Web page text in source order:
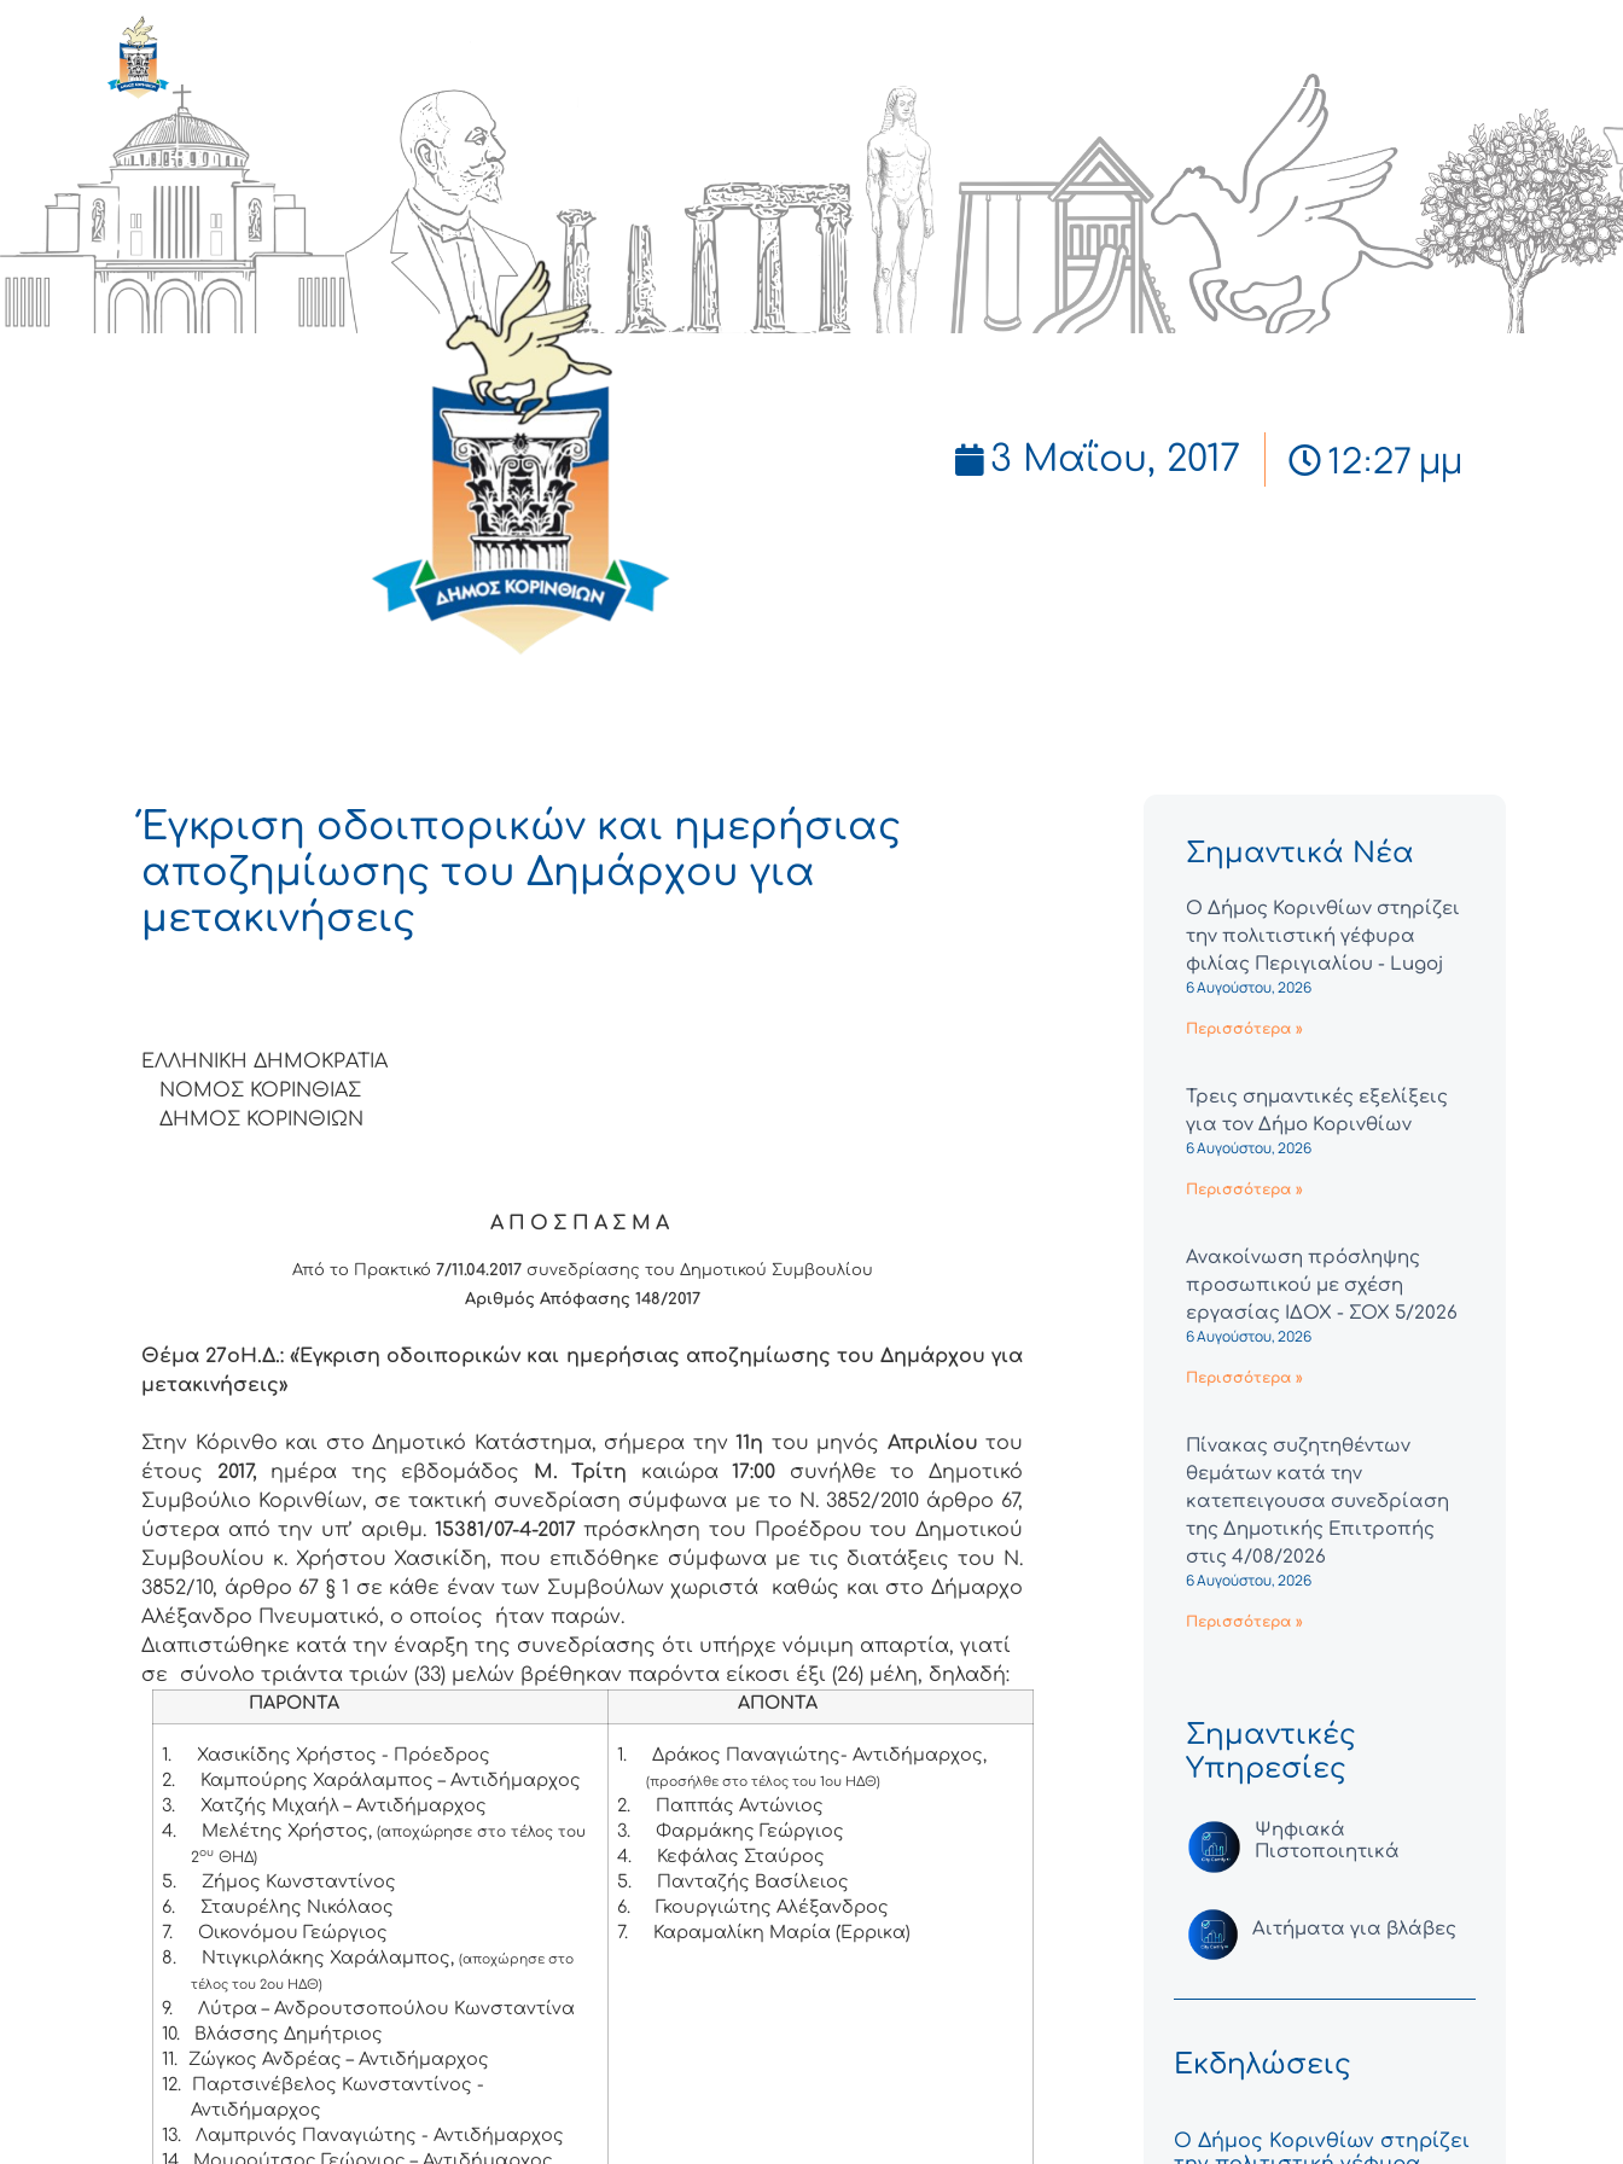
3 Μαΐου, 2017 12:27 μμ
Έγκριση οδοιπορικών και ημερήσιας
αποζημίωσης του Δημάρχου για
μετακινήσεις
ΕΛΛΗΝΙΚΗ ΔΗΜΟΚΡΑΤΙΑ
ΝΟΜΟΣ ΚΟΡΙΝΘΙΑΣ
ΔΗΜΟΣ ΚΟΡΙΝΘΙΩΝ
ΑΠΟΣΠΑΣΜΑ
Από το Πρακτικό 7/11.04.2017συνεδρίασης του Δημοτικού Συμβουλίου
Αριθμός Απόφασης 148/2017
Θέμα 27oΗ.Δ.: «Έγκριση οδοιπορικών και ημερήσιας αποζημίωσης του Δημάρχου για
μετακινήσεις»
Στην Κόρινθο και στο Δημοτικό Κατάστημα, σήμερα την 11η του μηνός Απριλίου του
έτους 2017, ημέρα της εβδομάδος Μ. Τρίτη καιώρα17:00 συνήλθε το Δημοτικό
Συμβούλιο Κορινθίων, σε τακτική συνεδρίαση σύμφωνα με το Ν. 3852/2010 άρθρο 67,
ύστερα από την υπ’ αριθμ. 15381/07-4-2017πρόσκληση του Προέδρου του Δημοτικού
Συμβουλίου κ. Χρήστου Χασικίδη, που επιδόθηκε σύμφωνα με τις διατάξεις του Ν.
3852/10, άρθρο 67 § 1 σε κάθε έναν των Συμβούλων χωριστά καθώς και στο Δήμαρχο
Αλέξανδρο Πνευματικό, ο οποίος ήταν παρών.
Διαπιστώθηκε κατά την έναρξη της συνεδρίασης ότι υπήρχε νόμιμη απαρτία, γιατί
σε σύνολο τριάντα τριών (33) μελών βρέθηκαν παρόντα είκοσι έξι (26) μέλη, δηλαδή:
ΠΑΡΟΝΤΑ ΑΠΟΝΤΑ
1.
Χασικίδης Χρήστος - Πρόεδρος
2.
Καμπούρης Χαράλαμπος – Αντιδήμαρχος
3.
Χατζής Μιχαήλ – Αντιδήμαρχος
4.
Μελέτης Χρήστος, (αποχώρησε στο τέλος του
2ουΘΗΔ)
5.
Ζήμος Κωνσταντίνος
6.
Σταυρέλης Νικόλαος
7.
Οικονόμου Γεώργιος
8.
Ντιγκιρλάκης Χαράλαμπος, (αποχώρησε στο
τέλος του 2ου ΗΔΘ)
9.
Λύτρα – Ανδρουτσοπούλου Κωνσταντίνα
10.
Βλάσσης Δημήτριος
11.
Ζώγκος Ανδρέας – Αντιδήμαρχος
12.
Παρτσινέβελος Κωνσταντίνος -
Αντιδήμαρχος
13.
Λαμπρινός Παναγιώτης - Αντιδήμαρχος
14.
Μουρούτσος Γεώργιος – Αντιδήμαρχος
1. Δράκος Παναγιώτης- Αντιδήμαρχος,
(προσήλθε στο τέλος του 1ου ΗΔΘ)
2.
Παππάς Αντώνιος
3.
Φαρμάκης Γεώργιος
4.
Κεφάλας Σταύρος
5.
Πανταζής Βασίλειος
6.
Γκουργιώτης Αλέξανδρος
7.
Καραμαλίκη Μαρία (Έρρικα)
Σημαντικά Νέα
Ο Δήμος Κορινθίων στηρίζει
την πολιτιστική γέφυρα
φιλίας Περιγιαλίου - Lugoj
6 Αυγούστου, 2026
Περισσότερα »
Τρεις σημαντικές εξελίξεις
για τον Δήμο Κορινθίων
6 Αυγούστου, 2026
Περισσότερα »
Ανακοίνωση πρόσληψης
προσωπικού με σχέση
εργασίας ΙΔΟΧ - ΣΟΧ 5/2026
6 Αυγούστου, 2026
Περισσότερα »
Πίνακας συζητηθέντων
θεμάτων κατά την
κατεπειγουσα συνεδρίαση
της Δημοτικής Επιτροπής
στις 4/08/2026
6 Αυγούστου, 2026
Περισσότερα »
Σημαντικές
Υπηρεσίες
Ψηφιακά
Πιστοποιητικά
Αιτήματα για βλάβες
Εκδηλώσεις
Ο Δήμος Κορινθίων στηρίζει